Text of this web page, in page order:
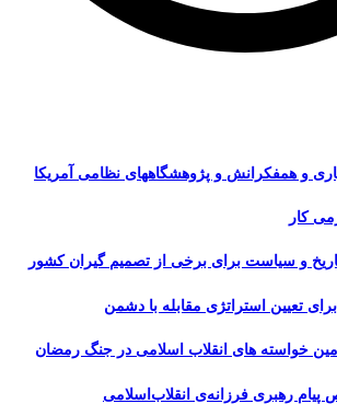
و همفکرانش و پژوهشگاههای نظامی آمریکا
کار
و سیاست برای برخی از تصمیم گیران کشور
تعیین استراتژی مقابله با دشمن
خواسته های انقلاب اسلامی در جنگ رمضان
رهبری فرزانه‌ی انقلاب‌اسلامی